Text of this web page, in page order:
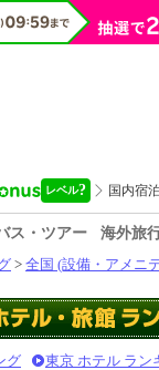
ス・ツアー
海外旅
> 全国 (設備・アメニ
グ 東京 ホテル ラン